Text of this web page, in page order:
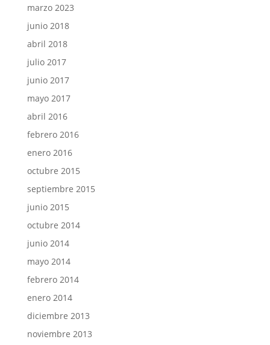
marzo 2023
junio 2018
abril 2018
julio 2017
junio 2017
mayo 2017
abril 2016
febrero 2016
enero 2016
octubre 2015
septiembre 2015
junio 2015
octubre 2014
junio 2014
mayo 2014
febrero 2014
enero 2014
diciembre 2013
noviembre 2013